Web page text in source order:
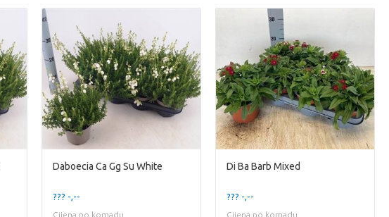
Daboecia Ca Gg Su White
??? -,--
Cijena po komadu
Di Ba Barb Mixed
??? -,--
Cijena po komadu